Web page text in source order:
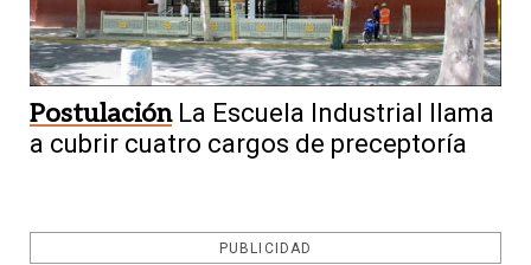
Postulación La Escuela Industrial llama
a cubrir cuatro cargos de preceptoría
PUBLICIDAD